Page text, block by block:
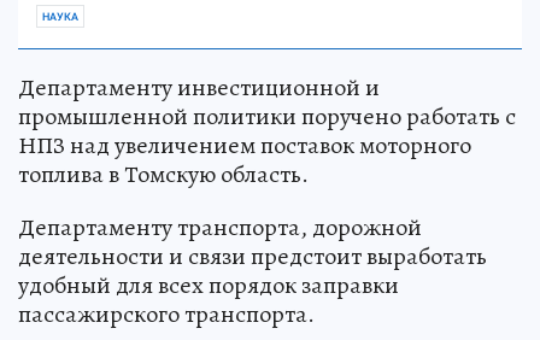
НАУКА
Департаменту инвестиционной и
промышленной политики поручено работать с
НПЗ над увеличением поставок моторного
топлива в Томскую область.
Департаменту транспорта, дорожной
деятельности и связи предстоит выработать
удобный для всех порядок заправки
пассажирского транспорта.